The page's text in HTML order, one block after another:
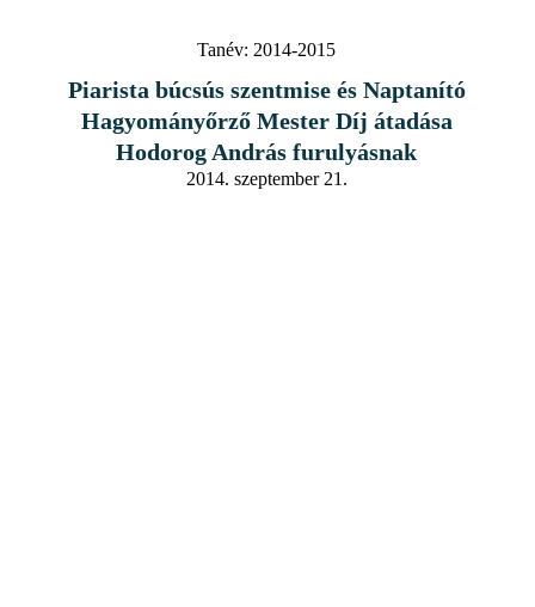
Tanév: 2014-2015
Piarista búcsús szentmise és Naptanító
Hagyományőrző Mester Díj átadása
Hodorog András furulyásnak
2014. szeptember 21.